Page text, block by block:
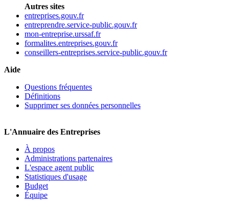
Autres sites
entreprises.gouv.fr
entreprendre.service-public.gouv.fr
mon-entreprise.urssaf.fr
formalites.entreprises.gouv.fr
conseillers-entreprises.service-public.gouv.fr
Aide
Questions fréquentes
Définitions
Supprimer ses données personnelles
L'Annuaire des Entreprises
À propos
Administrations partenaires
L'espace agent public
Statistiques d'usage
Budget
Équipe